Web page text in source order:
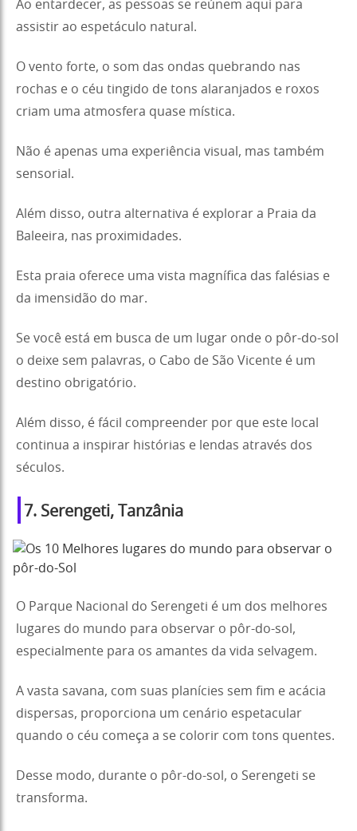
Ao entardecer, as pessoas se reúnem aqui para
assistir ao espetáculo natural.
O vento forte, o som das ondas quebrando nas
rochas e o céu tingido de tons alaranjados e roxos
criam uma atmosfera quase mística.
Não é apenas uma experiência visual, mas também
sensorial.
Além disso, outra alternativa é explorar a Praia da
Baleeira, nas proximidades.
Esta praia oferece uma vista magnífica das falésias e
da imensidão do mar.
Se você está em busca de um lugar onde o pôr-do-sol
o deixe sem palavras, o Cabo de São Vicente é um
destino obrigatório.
Além disso, é fácil compreender por que este local
continua a inspirar histórias e lendas através dos
séculos.
7. Serengeti, Tanzânia
O Parque Nacional do Serengeti é um dos melhores
lugares do mundo para observar o pôr-do-sol,
especialmente para os amantes da vida selvagem.
A vasta savana, com suas planícies sem fim e acácia
dispersas, proporciona um cenário espetacular
quando o céu começa a se colorir com tons quentes.
Desse modo, durante o pôr-do-sol, o Serengeti se
transforma.